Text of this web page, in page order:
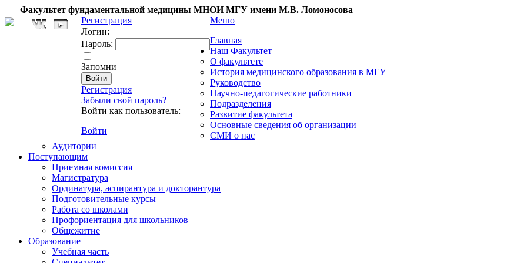
Факультет фундаментальной медицины МНОИ МГУ имени М.В. Ломоносова
Регистрация
Логин:
Пароль:
Запомни
Регистрация
Забыли свой пароль?
Войти как пользователь:
Войти
Меню
Главная
Наш Факультет
О факультете
История медицинского образования в МГУ
Руководство
Научно-педагогические работники
Подразделения
Развитие факультета
Основные сведения об организации
СМИ о нас
Аудитории
Поступающим
Приемная комиссия
Магистратура
Ординатура, аспирантура и докторантура
Подготовительные курсы
Работа со школами
Профориентация для школьников
Общежитие
Образование
Учебная часть